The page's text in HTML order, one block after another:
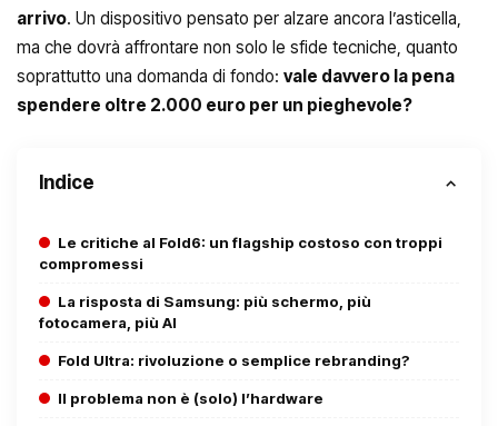
arrivo. Un dispositivo pensato per alzare ancora l’asticella,
ma che dovrà affrontare non solo le sfide tecniche, quanto
soprattutto una domanda di fondo: vale davvero la pena
spendere oltre 2.000 euro per un pieghevole?
Indice
Le critiche al Fold6: un flagship costoso con troppi
compromessi
La risposta di Samsung: più schermo, più
fotocamera, più AI
Fold Ultra: rivoluzione o semplice rebranding?
Il problema non è (solo) l’hardware